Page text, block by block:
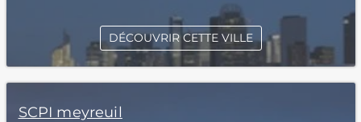
DÉCOUVRIR CETTE VILLE
SCPI meyreuil